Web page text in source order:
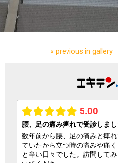
« previous in gallery